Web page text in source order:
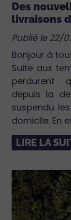
Des
livraisons
Publié le 22/
Bonjour à
Suite aux
perdurent
depuis la
suspendu
domicile. En
LIRE LA